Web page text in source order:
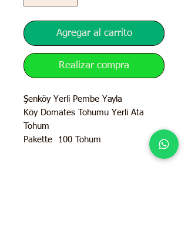
Agregar al carrito
Realizar compra
Şenköy Yerli Pembe Yayla
Köy Domates Tohumu Yerli Ata
Tohum
Pakette 100 Tohum